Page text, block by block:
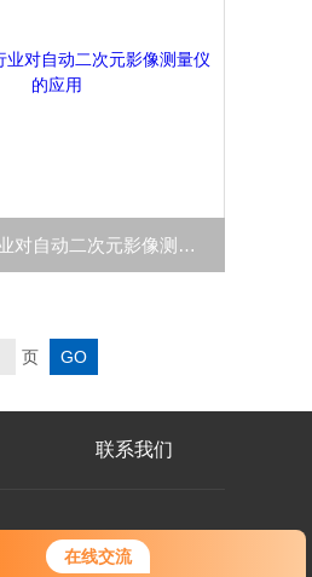
在线交流
您好！欢迎前来咨询，很高兴为您
服务，请问您要咨询什么问题呢？
模具五金行业对自动二次元影像测量仪的应用
页
联系我们
微